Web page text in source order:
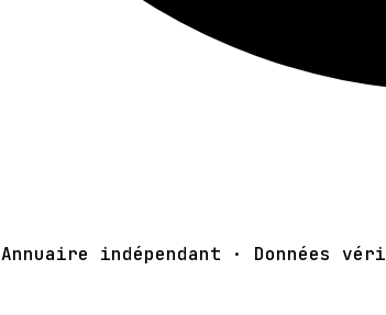
Annuaire indépendant · Données